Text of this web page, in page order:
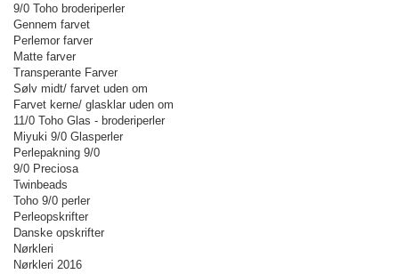
9/0 Toho broderiperler
Gennem farvet
Perlemor farver
Matte farver
Transperante Farver
Sølv midt/ farvet uden om
Farvet kerne/ glasklar uden om
11/0 Toho Glas - broderiperler
Miyuki 9/0 Glasperler
Perlepakning 9/0
9/0 Preciosa
Twinbeads
Toho 9/0 perler
Perleopskrifter
Danske opskrifter
Nørkleri
Nørkleri 2016